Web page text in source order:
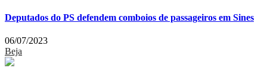
Deputados do PS defendem comboios de passageiros em Sines
06/07/2023
Beja